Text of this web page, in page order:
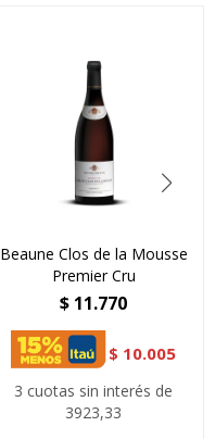
Beaune Clos de la Mousse
Premier Cru
$ 11.770
$ 10.005
3 cuotas sin interés de
3923,33